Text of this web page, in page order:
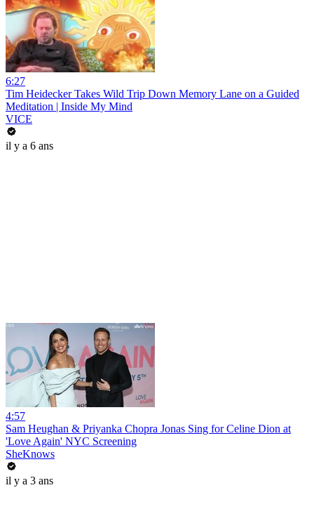
6:27
Tim Heidecker Takes Wild Trip Down Memory Lane on a Guided
Meditation | Inside My Mind
VICE
il y a 6 ans
4:57
Sam Heughan & Priyanka Chopra Jonas Sing for Celine Dion at
'Love Again' NYC Screening
SheKnows
il y a 3 ans